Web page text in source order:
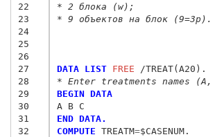
22
23
24
25
26
27
28
29
30
31
32
* 2 блока (w);
* 9 объектов на блок (9=3p).
DATA LIST FREE
* Enter treatments names
BEGIN DATA
A B C
END DATA.
COMPUTE TREATM=